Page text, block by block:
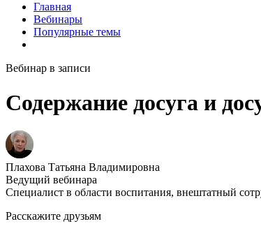
Главная
Вебинары
Популярные темы
Вебинар в записи
Содержание досуга и
Плахова Татьяна Владимировна
Ведущий вебинара
Специалист в области воспитания, внештатный
Расскажите друзьям